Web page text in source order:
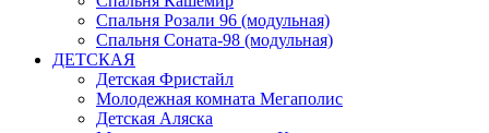
Спальня Розали 96 (модульная)
Спальня Соната-98 (модульная)
ДЕТСКАЯ
Детская Фристайл
Молодежная комната Мегаполис
Детская Аляска